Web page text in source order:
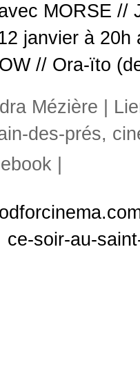
MORSE //
janvier à
// Ora-ïto
Mézière |
des-prés,
ce-soir-au-